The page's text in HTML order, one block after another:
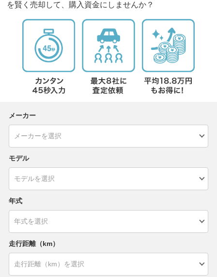
を賢く売却して、購入資金にしませんか？
メーカー
モデル
年式
走行距離（km）